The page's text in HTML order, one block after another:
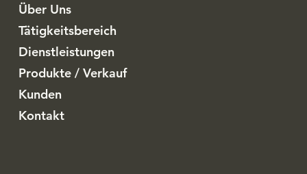
Über Uns
Tätigkeitsbereich
Dienstleistungen
Produkte / Verkauf
Kunden
Kontakt